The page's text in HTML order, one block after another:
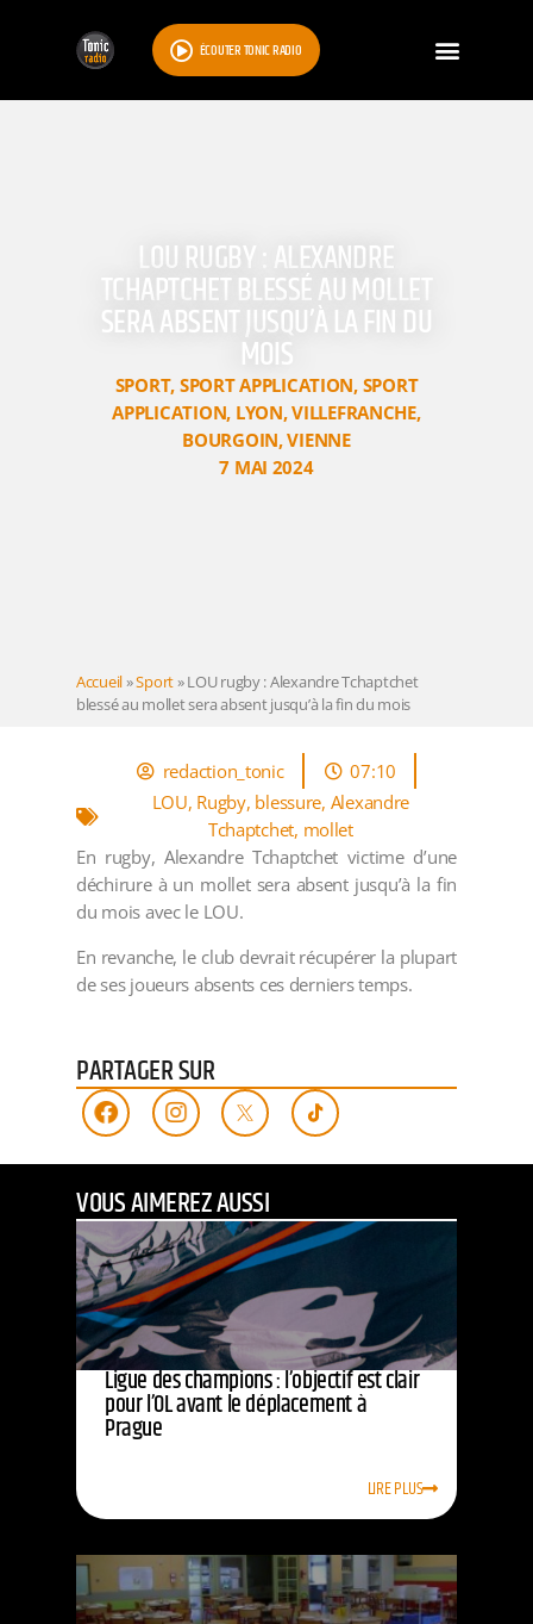
ÉCOUTER TONIC RADIO
LOU RUGBY : ALEXANDRE
TCHAPTCHET BLESSÉ AU MOLLET
SERA ABSENT JUSQU’À LA FIN DU
MOIS
SPORT, SPORT APPLICATION, SPORT
APPLICATION, LYON,VILLEFRANCHE,
BOURGOIN,VIENNE
7 MAI 2024
Accueil»Sport»LOU rugby : Alexandre Tchaptchet
blessé au mollet sera absent jusqu’à la fin du mois
redaction_tonic
07:10
LOU, Rugby, blessure, Alexandre
Tchaptchet, mollet
En rugby, Alexandre Tchaptchet victime d’une
déchirure à un mollet sera absent jusqu’à la fin
du mois avec le LOU.
En revanche, le club devrait récupérer la plupart
de ses joueurs absents ces derniers temps.
PARTAGER SUR
VOUS AIMEREZ AUSSI
Ligue des champions : l’objectif est clair
pour l’OL avant le déplacement à
Prague
LIRE PLUS